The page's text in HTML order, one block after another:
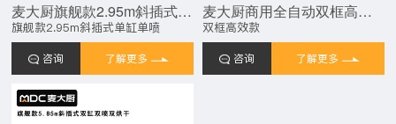
麦大厨旗舰款2.95m斜插式单缸单喷淋长龙式洗碗机
旗舰款2.95m斜插式单缸单喷
咨询 了解更多
麦大厨商用全自动双框高效款揭盖式洗碗机商用20KW
双框高效款
咨询 了解更多